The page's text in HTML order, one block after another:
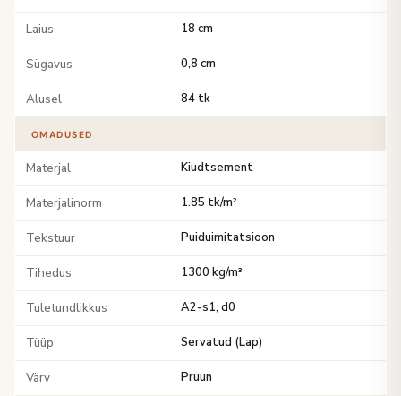
Laius 18 cm
Sügavus 0,8 cm
Alusel 84 tk
OMADUSED
Materjal Kiudtsement
Materjalinorm 1.85 tk/m²
Tekstuur Puiduimitatsioon
Tihedus 1300 kg/m³
Tuletundlikkus A2-s1, d0
Tüüp Servatud (Lap)
Värv Pruun